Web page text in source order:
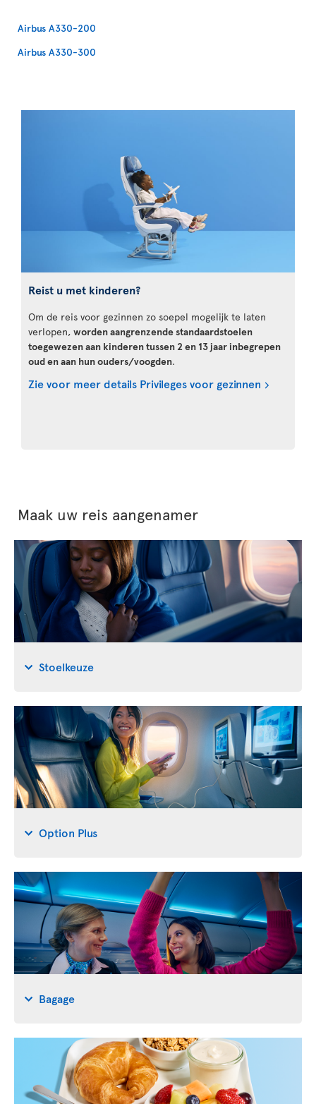
Airbus A330-200
Airbus A330-300
Reist u met kinderen?
Om de reis voor gezinnen zo soepel mogelijk te laten
verlopen, worden aangrenzende standaardstoelen
toegewezen aan kinderen tussen 2 en 13 jaar inbegrepen
oud en aan hun ouders/voogden.
Zie voor meer details Privileges voor gezinnen
Maak uw reis aangenamer
Stoelkeuze
Option Plus
Bagage